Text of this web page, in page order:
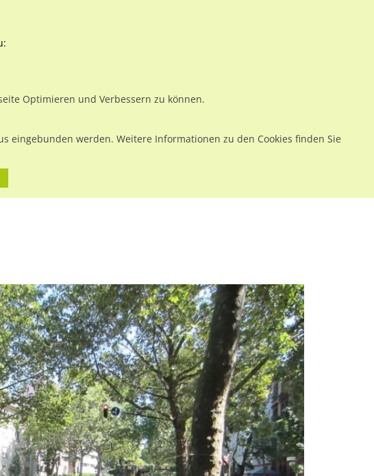
Optimieren und Verbessern zu können.
eingebunden werden. Weitere Informationen zu den Cookies finden Sie